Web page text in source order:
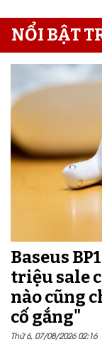
NỔI BẬT
Baseus
triệu sale
nào cũng
cố gắng"
Thứ 6, 07/08/2026 02:16